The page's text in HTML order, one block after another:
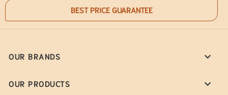
BEST PRICE GUARANTEE
OUR BRANDS
OUR PRODUCTS